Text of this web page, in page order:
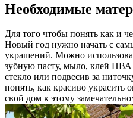
Необходимые
Для того чтобы понять как и
Новый год нужно начать с
украшений. Можно
зубную пасту, мыло, клей ПВА
стекло или подвесив за
понять, как красиво украсить
свой дом к этому